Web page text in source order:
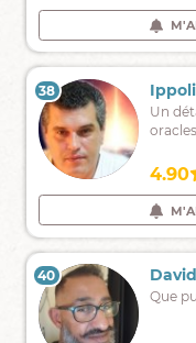
aider
,
vous
vous
guider
M'ALERTER DE
37 Jessy
9486
sans
en
affectif
4.99
M'ALERTER DE
38
Un
4.90
39 Taina
9722
40 David
Que